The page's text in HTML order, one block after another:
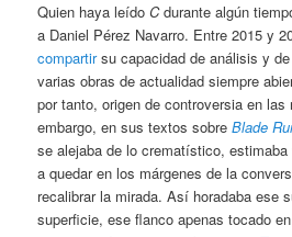
Quien haya leídoCdurante algún
a Daniel Pérez Navarro. Entre 2015 y
compartirsu capacidad de análisis y
varias obras de actualidad siempre
por tanto, origen de controversia en
embargo, en sus textos sobreBlade
se alejaba de lo crematístico,
a quedar en los márgenes de la
recalibrar la mirada. Así horadaba ese
superficie, ese flanco apenas tocado